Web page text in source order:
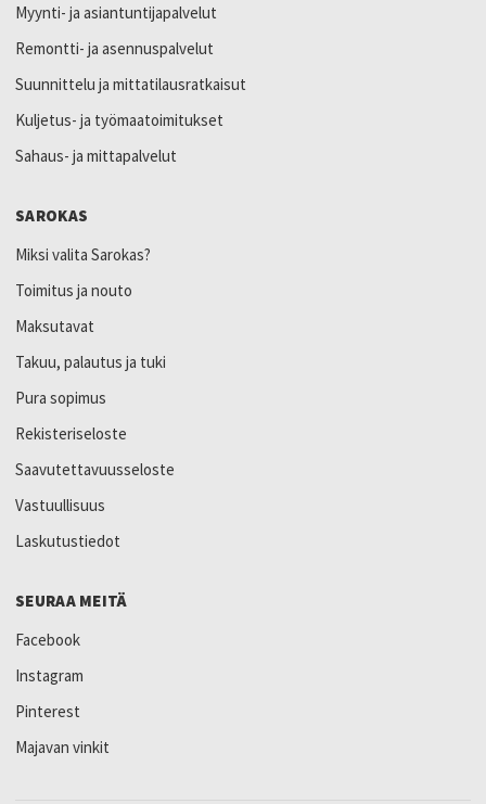
Myynti- ja asiantuntijapalvelut
Remontti- ja asennuspalvelut
Suunnittelu ja mittatilausratkaisut
Kuljetus- ja työmaatoimitukset
Sahaus- ja mittapalvelut
SAROKAS
Miksi valita Sarokas?
Toimitus ja nouto
Maksutavat
Takuu, palautus ja tuki
Pura sopimus
Rekisteriseloste
Saavutettavuusseloste
Vastuullisuus
Laskutustiedot
SEURAA MEITÄ
Facebook
Instagram
Pinterest
Majavan vinkit